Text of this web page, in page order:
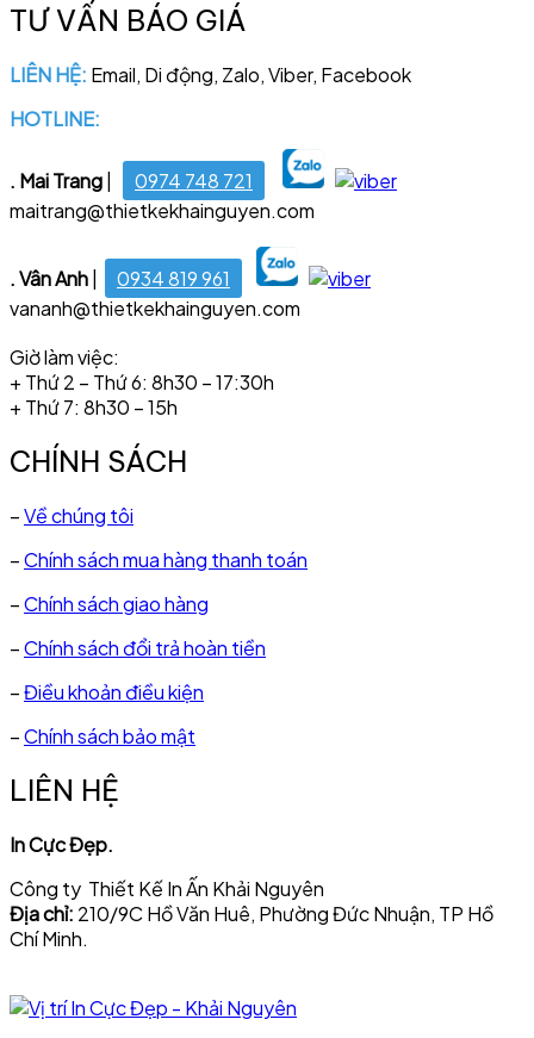
TƯ VẤN BÁO GIÁ
LIÊN HỆ: Email, Di động, Zalo, Viber, Facebook
HOTLINE:
. Mai Trang|
0974 748 721
maitrang@thietkekhainguyen.com
. Vân Anh
0934 819 961
vananh@thietkekhainguyen.com
Giờ làm việc:
+ Thứ 2 – Thứ 6: 8h30 – 17:30h
+ Thứ 7: 8h30 – 15h
CHÍNH SÁCH
–Về chúng tôi
–Chính sách mua hàng thanh toán
–Chính sách giao hàng
–Chính sách đổi trả hoàn tiền
–Điều khoản điều kiện
–Chính sách bảo mật
LIÊN HỆ
In Cực Đẹp.
Công ty Thiết Kế In Ấn Khải Nguyên
Địa chỉ: 210/9C Hồ Văn Huê, Phường Đức Nhuận, TP Hồ
Chí Minh.